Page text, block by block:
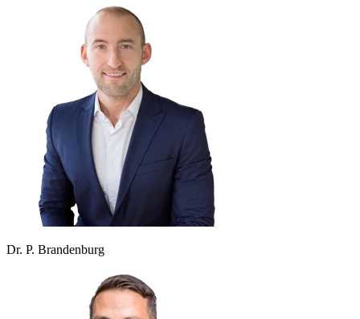
Dr. P. Brandenburg